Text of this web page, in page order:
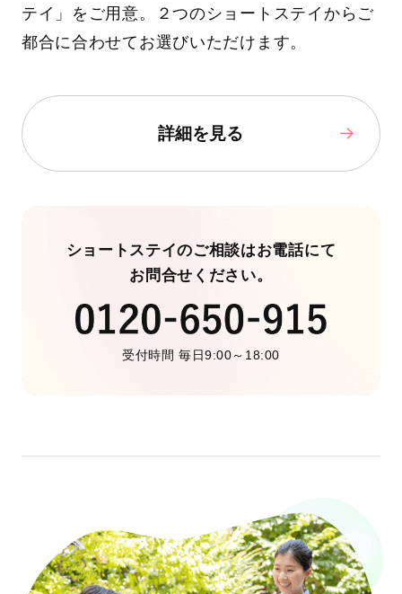
テイ」をご用意。２つのショートステイからご
都合に合わせてお選びいただけます。
詳細を見る
ショートステイのご相談はお電話にて
お問合せください。
受付時間 毎日9:00～18:00